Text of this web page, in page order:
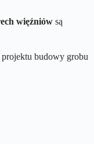
więźniów są
projektu budowy grobu